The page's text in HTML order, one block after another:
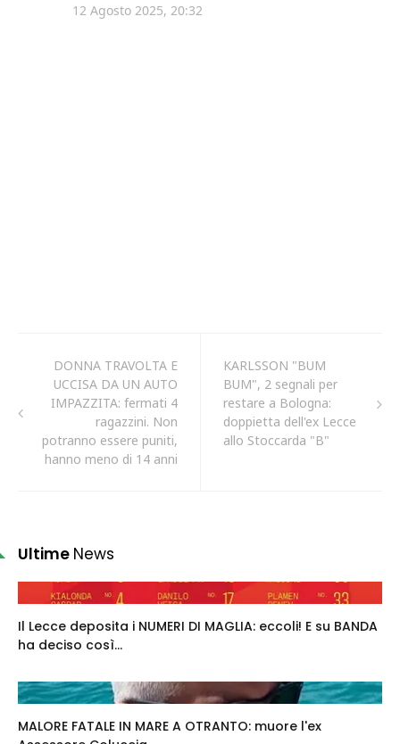
DONNA TRAVOLTA E
UCCISA DA UN AUTO
IMPAZZITA: fermati 4
ragazzini. Non
potranno essere puniti,
hanno meno di 14 anni
KARLSSON "BUM
BUM", 2 segnali per
restare a Bologna:
doppietta dell'ex Lecce
allo Stoccarda "B"
Ultime News
Il Lecce deposita i NUMERI DI MAGLIA: eccoli! E su BANDA
ha deciso così...
MALORE FATALE IN MARE A OTRANTO: muore l'ex